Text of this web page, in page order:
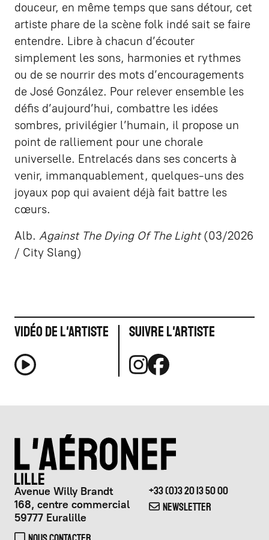
douceur, en même temps que sans détour, cet
artiste phare de la scène folk indé sait se faire
entendre. Libre à chacun d’écouter
simplement les sons, harmonies et rythmes
ou de se nourrir des mots d’encouragements
de José González. Pour relever ensemble les
défis d’aujourd’hui, combattre les idées
sombres, privilégier l’humain, il propose un
point de ralliement pour une chorale
universelle. Entrelacés dans ses concerts à
venir, immanquablement, quelques-uns des
joyaux pop qui avaient déjà fait battre les
cœurs.
Alb. Against The Dying Of The Light(03/2026
/ City Slang)
Vidéo de l'artiste Suivre l'artiste
Avenue Willy Brandt
168, centre commercial
59777 Euralille
+33 (0)3 20 13 50 00
NEWSLETTER